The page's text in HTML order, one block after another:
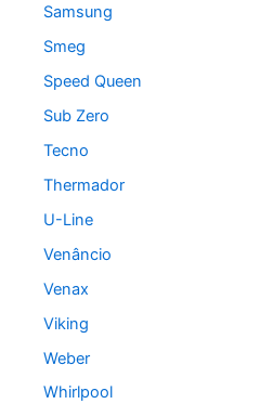
Samsung
Smeg
Speed Queen
Sub Zero
Tecno
Thermador
U-Line
Venâncio
Venax
Viking
Weber
Whirlpool